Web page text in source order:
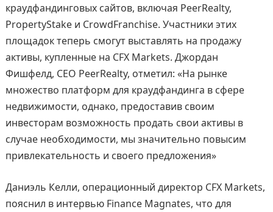
краудфандинговых сайтов, включая PeerRealty,
PropertyStake и CrowdFranchise. Участники этих
площадок теперь смогут выставлять на продажу
активы, купленные на CFX Markets. Джордан
Фишфелд, СЕО PeerRealty, отметил: «На рынке
множество платформ для краудфандинга в сфере
недвижимости, однако, предоставив своим
инвесторам возможность продать свои активы в
случае необходимости, мы значительно повысим
привлекательность и своего предложения»
Даниэль Келли, операционный директор CFX Markets,
пояснил в интервью Finance Magnates, что для